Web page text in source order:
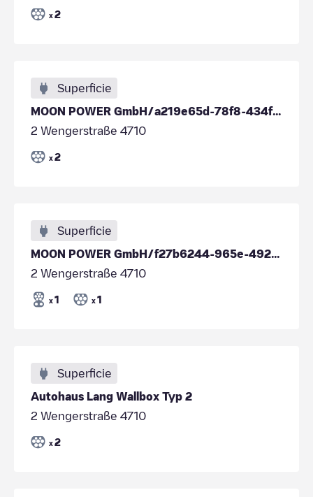
x 2
Superficie
MOON POWER GmbH/a219e65d-78f8-434f-8f04-3385c487926f
2 Wengerstraße 4710
x 2
Superficie
MOON POWER GmbH/f27b6244-965e-492f-bcb0-e9869b8abfbc
2 Wengerstraße 4710
x 1 x 1
Superficie
Autohaus Lang Wallbox Typ 2
2 Wengerstraße 4710
x 2